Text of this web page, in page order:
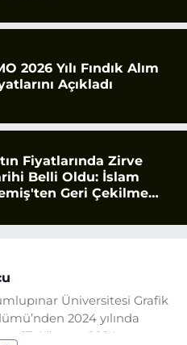
2026 Yılı Fındık Alım
Açıkladı
Fiyatlarında Zirve
Belli Oldu: İslam
Geri Çekilme
Üniversitesi Grafik
2024 yılında
17 Ağustos 2024